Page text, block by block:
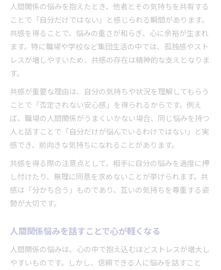
人間関係の悩みを抱えたとき、他者とその気持ちを共有する
ことで「自分だけではない」と感じられる瞬間があります。
共感を得ることで、悩みの重さが和らぎ、心に余裕が生まれ
ます。特に職場や学校など集団生活の中では、孤独感やスト
レスが増しやすいため、共感の存在は精神的な支えとなりま
す。
共感が重要な理由は、自分の気持ちや状況を理解してもらう
ことで「否定されない安心感」を得られるからです。例え
ば、職場の人間関係がうまくいかない場合、同じ悩みを持つ
人と話すことで「自分だけが悩んでいるわけではない」と実
感でき、前向きな気持ちになれることがあります。
共感を得る際の注意点として、相手に自分の悩みを過度に押
し付けたり、無理に同意を求めないことが挙げられます。共
感は「分かち合う」ものであり、互いの気持ちを尊重する姿
勢が大切です。
人間関係悩みを話すことで心が軽くなる
人間関係の悩みは、心の中で抱え込むほどストレスが増大し
やすいものです。しかし、信頼できる人に悩みを話すこと